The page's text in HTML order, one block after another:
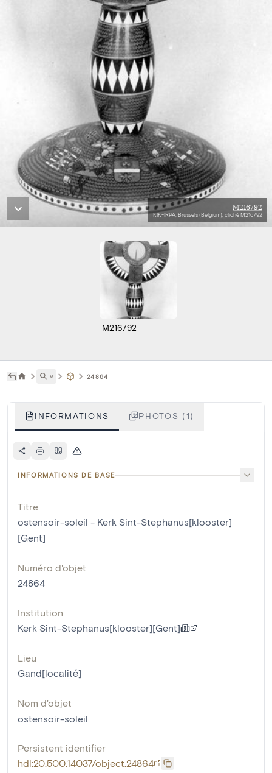
M216792
KIK-IRPA, Brussels (Belgium), cliché M216792
M216792
˅ 24864
INFORMATIONS PHOTOS (1)
INFORMATIONS DE BASE
Titre
ostensoir-soleil - Kerk Sint-Stephanus[klooster]
[Gent]
Numéro d'objet
24864
Institution
Kerk Sint-Stephanus[klooster][Gent]
Lieu
Gand[localité]
Nom d'objet
ostensoir-soleil
Persistent identifier
hdl:20.500.14037/object.24864